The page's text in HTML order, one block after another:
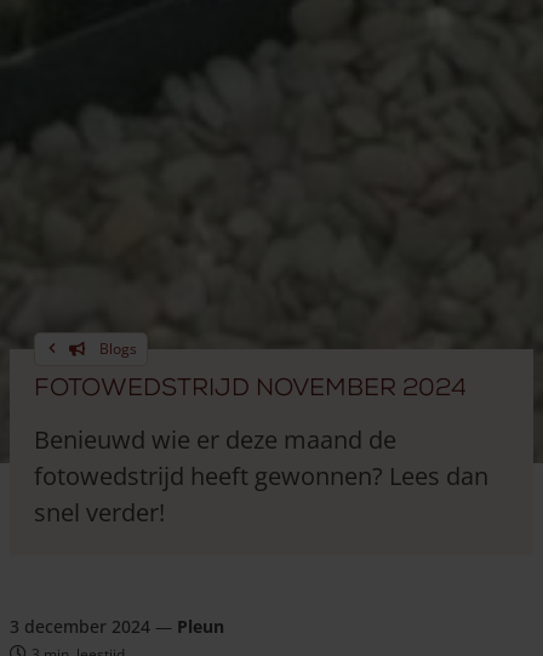
Blogs
Fotowedstrijd november 2024
Benieuwd wie er deze maand de
fotowedstrijd heeft gewonnen? Lees dan
snel verder!
3 december 2024 — Pleun